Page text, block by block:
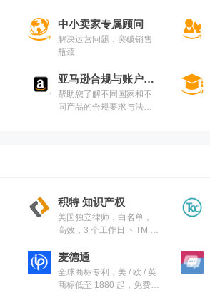
中小卖家专属顾问
解决运营问题，突破销售
瓶颈
亚马逊合规与账户健康指南
帮助您了解不同国家和不
同产品的合规要求与法
积特 知识产权
美国独立律师，白名单，
高效，3 个工作日下 TM 标
麦德通
全球商标专利，美 / 欧 / 英
商标低至 1880 起，免费商